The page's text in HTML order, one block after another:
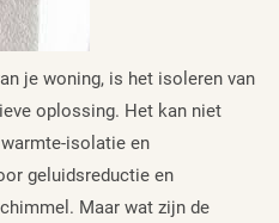
je woning, is het isoleren van
oplossing. Het kan niet
isolatie en
geluidsreductie en
Maar wat zijn de